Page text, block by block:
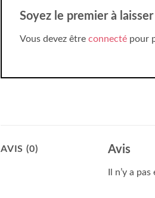
Soyez le premier à
Vous devez être connecté pour
AVIS (0) Avis
Il n’y a